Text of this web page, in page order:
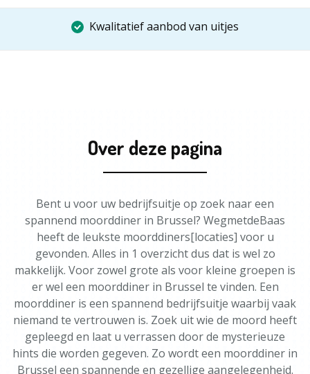
Kwalitatief aanbod van uitjes
Over deze pagina
Bent u voor uw bedrijfsuitje op zoek naar een
spannend moorddiner in Brussel? WegmetdeBaas
heeft de leukste moorddiners[locaties] voor u
gevonden. Alles in 1 overzicht dus dat is wel zo
makkelijk. Voor zowel grote als voor kleine groepen is
er wel een moorddiner in Brussel te vinden. Een
moorddiner is een spannend bedrijfsuitje waarbij vaak
niemand te vertrouwen is. Zoek uit wie de moord heeft
gepleegd en laat u verrassen door de mysterieuze
hints die worden gegeven. Zo wordt een moorddiner in
Brussel een spannende en gezellige aangelegenheid.